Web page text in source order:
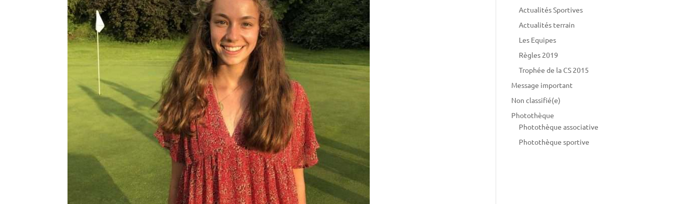
Actualités Sportives
Actualités terrain
Les Equipes
Règles 2019
Trophée de la CS 2015
Message important
Non classifié(e)
Photothèque
Photothèque associative
Photothèque sportive